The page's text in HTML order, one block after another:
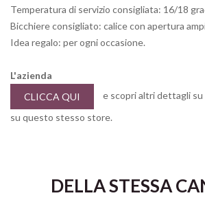
Temperatura di servizio consigliata: 16/18
Bicchiere consigliato: calice con apertura
Idea regalo: per ogni occasione.
L'azienda
CLICCA QUI
e scopri altri dettagli su
su questo stesso store.
DELLA STESSA